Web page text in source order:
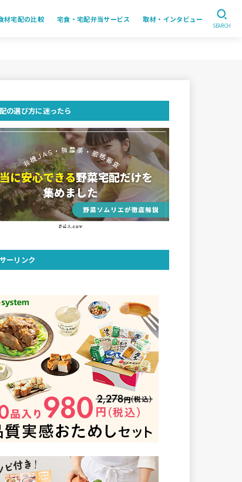
材宅配の比較 宅食・宅配弁当サービス 取材・インタビュー
SEARCH
の選び方に迷ったら
ーリンク